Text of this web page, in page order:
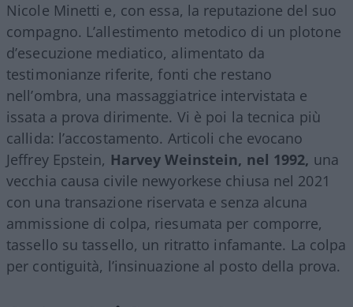
Nicole Minetti e, con essa, la reputazione del suo
compagno. L’allestimento metodico di un plotone
d’esecuzione mediatico, alimentato da
testimonianze riferite, fonti che restano
nell’ombra, una massaggiatrice intervistata e
issata a prova dirimente. Vi è poi la tecnica più
callida: l’accostamento. Articoli che evocano
Jeffrey Epstein, Harvey Weinstein, nel 1992, una
vecchia causa civile newyorkese chiusa nel 2021
con una transazione riservata e senza alcuna
ammissione di colpa, riesumata per comporre,
tassello su tassello, un ritratto infamante. La colpa
per contiguità, l’insinuazione al posto della prova.